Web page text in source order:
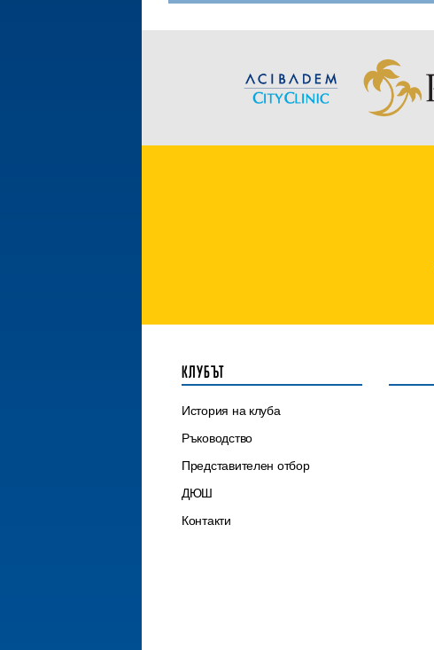
КЛУБЪТ
История на клуба
Ръководство
Представителен отбор
ДЮШ
Контакти